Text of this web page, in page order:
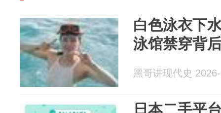
白色泳衣下
泳馆禁穿背
黑哥讲现代史
日本二手平